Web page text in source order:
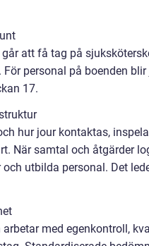
att få tag på
personal på boenden
17.
hur jour kontaktas,
När samtal och åtgärder
utbilda personal. Det
med egenkontroll,